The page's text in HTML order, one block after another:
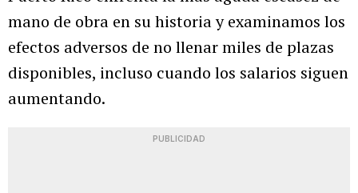
mano de obra en su historia y examinamos los
efectos adversos de no llenar miles de plazas
disponibles, incluso cuando los salarios siguen
aumentando.
PUBLICIDAD